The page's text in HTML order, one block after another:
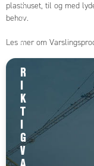
plasthuset, til og med
behov.
Les mer om
e
g
e
R
I
K
T
I
G
V